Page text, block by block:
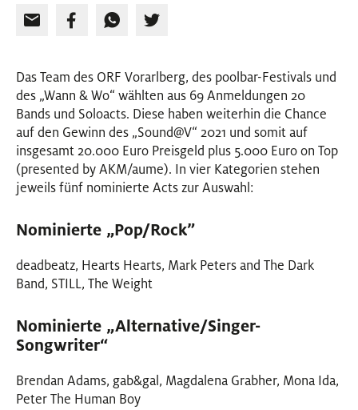
Das Team des ORF Vorarlberg, des poolbar-Festivals und
des „Wann & Wo“ wählten aus 69 Anmeldungen 20
Bands und Soloacts. Diese haben weiterhin die Chance
auf den Gewinn des „Sound@V“ 2021 und somit auf
insgesamt 20.000 Euro Preisgeld plus 5.000 Euro on Top
(presented by AKM/aume). In vier Kategorien stehen
jeweils fünf nominierte Acts zur Auswahl:
Nominierte „Pop/Rock”
deadbeatz, Hearts Hearts, Mark Peters and The Dark
Band, STILL, The Weight
Nominierte „Alternative/Singer-
Songwriter“
Brendan Adams, gab&gal, Magdalena Grabher, Mona Ida,
Peter The Human Boy